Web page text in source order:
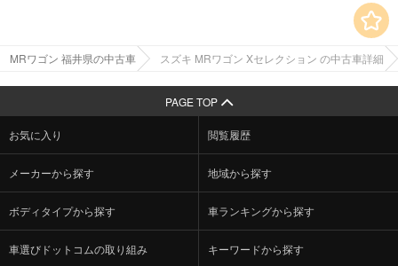
MRワゴン 福井県の中古車 スズキ MRワゴン Xセレクション の中古車詳細
PAGE TOP
お気に入り 閲覧履歴
メーカーから探す 地域から探す
ボディタイプから探す 車ランキングから探す
車選びドットコムの取り組み キーワードから探す